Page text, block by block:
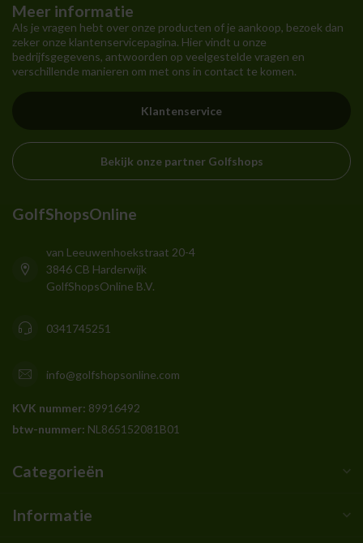
Meer informatie
Als je vragen hebt over onze producten of je aankoop, bezoek dan
zeker onze klantenservicepagina. Hier vindt u onze
bedrijfsgegevens, antwoorden op veelgestelde vragen en
verschillende manieren om met ons in contact te komen.
Klantenservice
Bekijk onze partner Golfshops
GolfShopsOnline
van Leeuwenhoekstraat 20-4
3846 CB Harderwijk
GolfShopsOnline B.V.
0341745251
info@golfshopsonline.com
KVK nummer: 89916492
btw-nummer: NL865152081B01
Categorieën
Informatie